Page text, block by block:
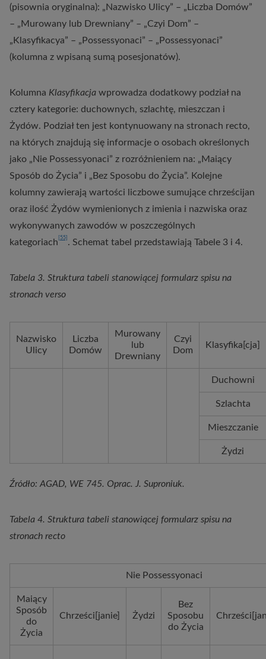
(pisownia oryginalna): „Nazwisko Ulicy” – „Liczba Domów”
– „Murowany lub Drewniany” – „Czyi Dom” –
„Klasyfikacya” – „Possessyonaci” – „Possessyonaci”
(kolumna z wpisaną sumą posesjonatów).
Kolumna Klasyfikacja wprowadza dodatkowy podział na
cztery kategorie: duchownych, szlachtę, mieszczan i
Żydów. Podział ten jest kontynuowany na stronach recto,
na których znajdują się informacje o osobach określonych
jako „Nie Possessyonaci” z rozróżnieniem na: „Maiący
Sposób do Życia” i „Bez Sposobu do Życia”. Kolejne
kolumny zawierają wartości liczbowe sumujące chrześcijan
oraz ilość Żydów wymienionych z imienia i nazwiska oraz
wykonywanych zawodów w poszczególnych
kategoriach [55] . Schemat tabel przedstawiają Tabele 3 i 4.
Tabela 3. Struktura tabeli stanowiącej formularz spisu na
stronach verso
Nazwisko
Ulicy
Liczba
Domów
Murowany
lub
Drewniany
Czyi
Dom
Klasyfika[cja]
Duchowni
Szlachta
Mieszczanie
Żydzi
Źródło: AGAD, WE 745. Oprac. J. Suproniuk.
Tabela 4. Struktura tabeli stanowiącej formularz spisu na
stronach recto
Nie Possessyonaci
Maiący
Sposób
do
Życia
Chrześci[janie] Żydzi
Bez
Sposobu
do Życia